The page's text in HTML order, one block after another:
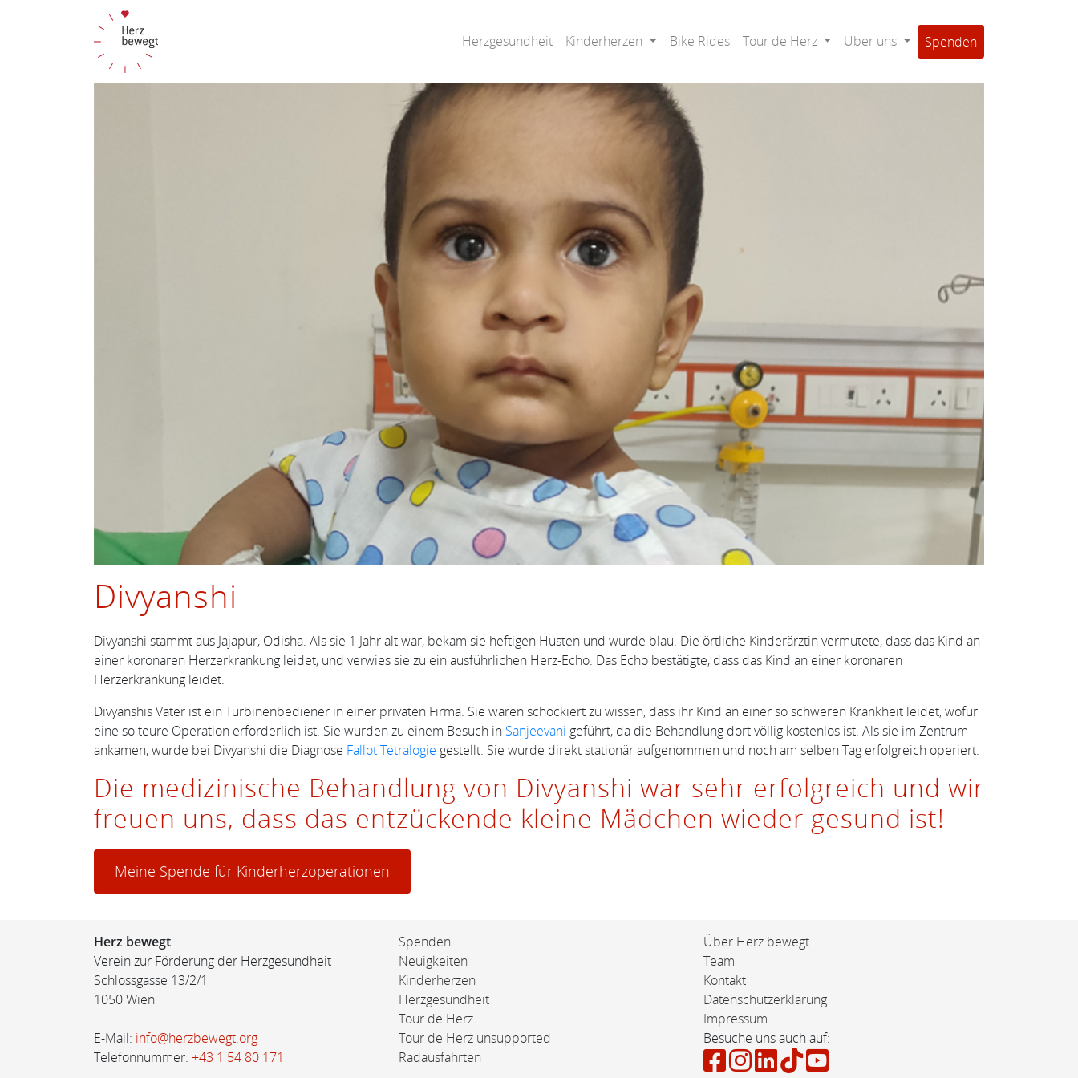
Herzgesundheit Kinderherzen Bike Rides Tour de Herz Über uns Spenden
Divyanshi
Divyanshi stammt aus Jajapur, Odisha. Als sie 1 Jahr alt war, bekam sie heftigen Husten und wurde blau. Die örtliche Kinderärztin vermutete, dass das Kind an
einer koronaren Herzerkrankung leidet, und verwies sie zu ein ausführlichen Herz-Echo. Das Echo bestätigte, dass das Kind an einer koronaren
Herzerkrankung leidet.
Divyanshis Vater ist ein Turbinenbediener in einer privaten Firma. Sie waren schockiert zu wissen, dass ihr Kind an einer so schweren Krankheit leidet, wofür
eine so teure Operation erforderlich ist. Sie wurden zu einem Besuch in Sanjeevani geführt, da die Behandlung dort völlig kostenlos ist. Als sie im Zentrum
ankamen, wurde bei Divyanshi die Diagnose Fallot Tetralogie gestellt. Sie wurde direkt stationär aufgenommen und noch am selben Tag erfolgreich operiert.
Die medizinische Behandlung von Divyanshi war sehr erfolgreich und wir
freuen uns, dass das entzückende kleine Mädchen wieder gesund ist!
Meine Spende für Kinderherzoperationen
Herz bewegt
Verein zur Förderung der Herzgesundheit
Schlossgasse 13/2/1
1050 Wien
E-Mail: info@herzbewegt.org
Telefonnummer: +43 1 54 80 171
Spenden
Neuigkeiten
Kinderherzen
Herzgesundheit
Tour de Herz
Tour de Herz unsupported
Radausfahrten
Über Herz bewegt
Team
Kontakt
Datenschutzerklärung
Impressum
Besuche uns auch auf: